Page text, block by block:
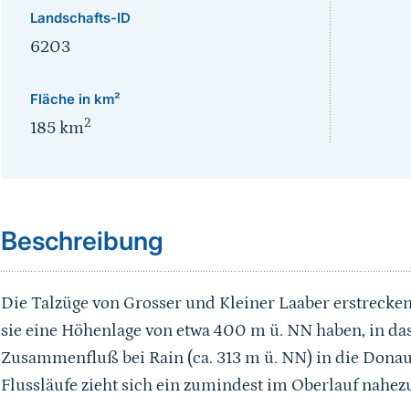
Landschafts-ID
6203
Fläche in km²
185 km2
Beschreibung
Die Talzüge von Grosser und Kleiner Laaber
sie eine Höhenlage von etwa 400 m ü. NN haben, in
Zusammenfluß bei Rain (ca. 313 m ü. NN) in die
Flussläufe zieht sich ein zumindest im Oberlauf